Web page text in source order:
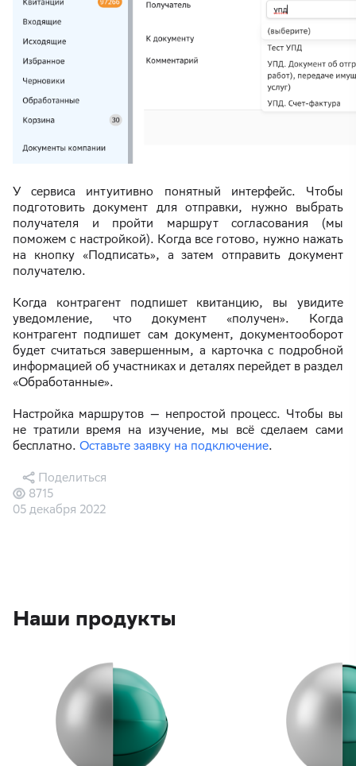
У сервиса интуитивно понятный интерфейс. Чтобы
подготовить документ для отправки, нужно выбрать
получателя и пройти маршрут согласования (мы
поможем с настройкой). Когда все готово, нужно нажать
на кнопку «Подписать», а затем отправить документ
получателю.
Когда контрагент подпишет квитанцию, вы увидите
уведомление, что документ «получен». Когда
контрагент подпишет сам документ, документооборот
будет считаться завершенным, а карточка с подробной
информацией об участниках и деталях перейдет в раздел
«Обработанные».
Настройка маршрутов — непростой процесс. Чтобы вы
не тратили время на изучение, мы всё сделаем сами
бесплатно. Оставьте заявку на подключение.
05 декабря 2022
8715
Поделиться
Наши продукты